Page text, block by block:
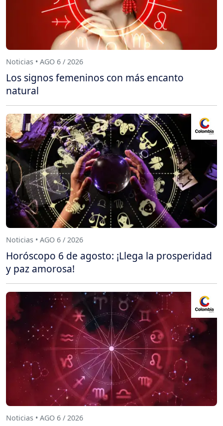
Noticias • AGO 6 / 2026
Los signos femeninos con más encanto
natural
Noticias • AGO 6 / 2026
Horóscopo 6 de agosto: ¡Llega la prosperidad
y paz amorosa!
Noticias • AGO 6 / 2026